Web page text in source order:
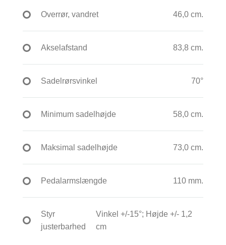
Overrør, vandret 46,0 cm.
Akselafstand 83,8 cm.
Sadelrørsvinkel 70°
Minimum sadelhøjde 58,0 cm.
Maksimal sadelhøjde 73,0 cm.
Pedalarmslængde 110 mm.
Styr
justerbarhed
Vinkel +/-15°; Højde +/- 1,2
cm